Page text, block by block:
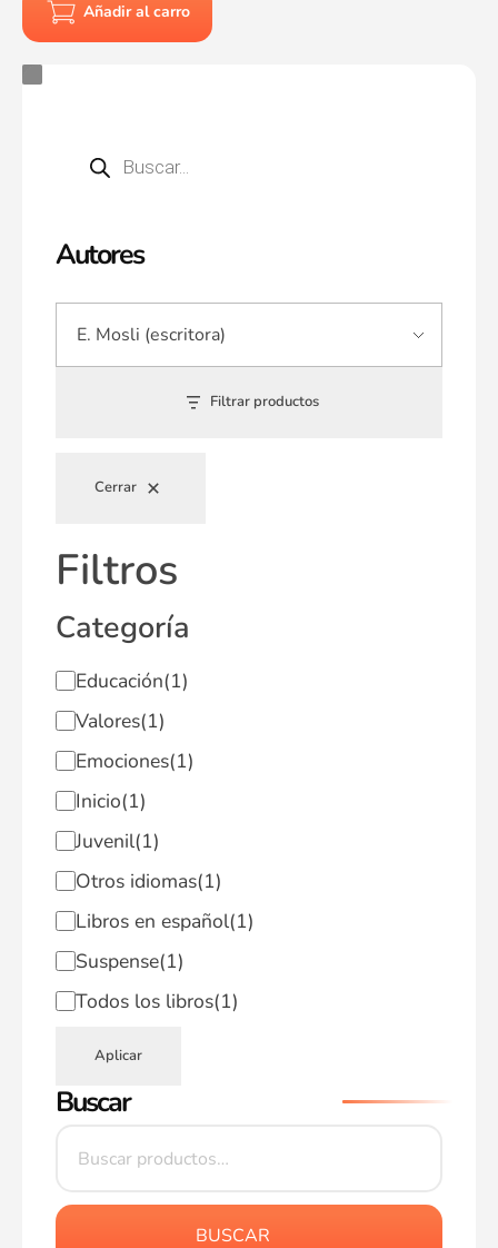
Autores
Filtrar productos
Cerrar
Filtros
Categoría
Educación(1)
Valores(1)
Emociones(1)
Inicio(1)
Juvenil(1)
Otros idiomas(1)
Libros en español(1)
Suspense(1)
Todos los libros(1)
Aplicar
Buscar
BUSCAR
Añadir al carro